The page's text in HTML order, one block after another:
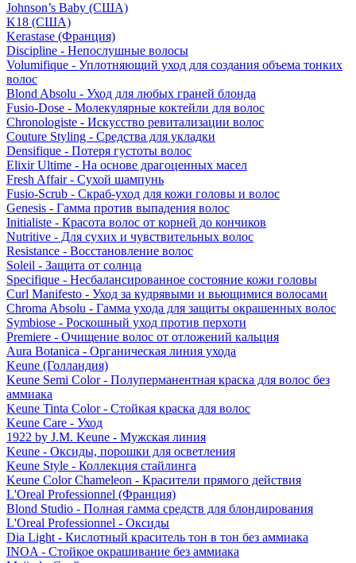
Johnson’s Baby (США)
K18 (США)
Kerastase (Франция)
Discipline - Непослушные волосы
Volumifique - Уплотняющий уход для создания объема тонких
волос
Blond Absolu - Уход для любых граней блонда
Fusio-Dose - Молекулярные коктейли для волос
Chronologiste - Искусство ревитализации волос
Couture Styling - Средства для укладки
Densifique - Потеря густоты волос
Elixir Ultime - На основе драгоценных масел
Fresh Affair - Сухой шампунь
Fusio-Scrub - Скраб-уход для кожи головы и волос
Genesis - Гамма против выпадения волос
Initialiste - Красота волос от корней до кончиков
Nutritive - Для сухих и чувствительных волос
Resistance - Восстановление волос
Soleil - Защита от солнца
Specifique - Несбалансированное состояние кожи головы
Curl Manifesto - Уход за кудрявыми и вьющимися волосами
Chroma Absolu - Гамма ухода для защиты окрашенных волос
Symbiose - Роскошный уход против перхоти
Premiere - Очищение волос от отложений кальция
Aura Botanica - Органическая линия ухода
Keune (Голландия)
Keune Semi Color - Полуперманентная краска для волос без
аммиака
Keune Tinta Color - Стойкая краска для волос
Keune Care - Уход
1922 by J.M. Keune - Мужская линия
Keune - Оксиды, порошки для осветления
Keune Style - Коллекция стайлинга
Keune Color Chameleon - Красители прямого действия
L'Oreal Professionnel (Франция)
Blond Studio - Полная гамма средств для блондирования
L'Oreal Professionnel - Оксиды
Dia Light - Кислотный краситель тон в тон без аммиака
INOA - Стойкое окрашивание без аммиака